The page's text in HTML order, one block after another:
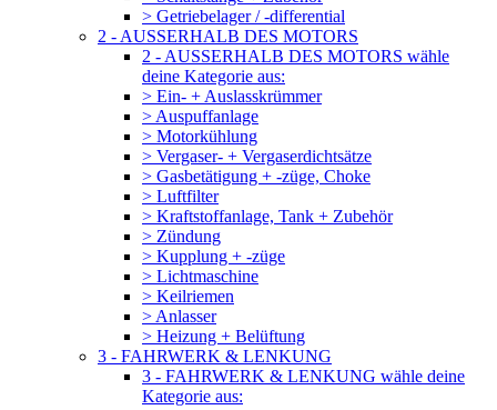
> Getriebelager / -differential
2 - AUSSERHALB DES MOTORS
2 - AUSSERHALB DES MOTORS wähle
deine Kategorie aus:
> Ein- + Auslasskrümmer
> Auspuffanlage
> Motorkühlung
> Vergaser- + Vergaserdichtsätze
> Gasbetätigung + -züge, Choke
> Luftfilter
> Kraftstoffanlage, Tank + Zubehör
> Zündung
> Kupplung + -züge
> Lichtmaschine
> Keilriemen
> Anlasser
> Heizung + Belüftung
3 - FAHRWERK & LENKUNG
3 - FAHRWERK & LENKUNG wähle deine
Kategorie aus: